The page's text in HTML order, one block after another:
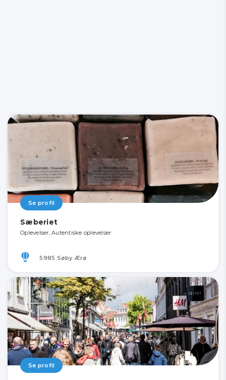
Se profil
Sæberiet
Oplevelser, Autentiske oplevelser
5985 Søby Ærø
Se profil